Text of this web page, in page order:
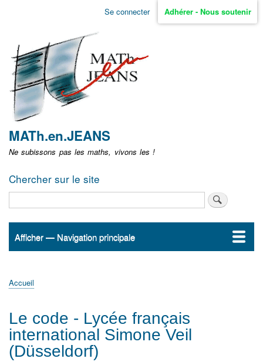
Aller
non
identifié
Se connecter Adhérer - Nous soutenir
MATh.en.JEANS
Ne subissons pas les maths, vivons les !
Chercher sur le site
Navigation
Afficher — Navigation principale
Accueil
ActualitésMATh.en.JEANS ?
Régions et Ateliers
Créer, gérer un atelier
Sujets/Publications
Congrès
d'Ariane
Accueil
Le code - Lycée français
international Simone Veil
(Düsseldorf)